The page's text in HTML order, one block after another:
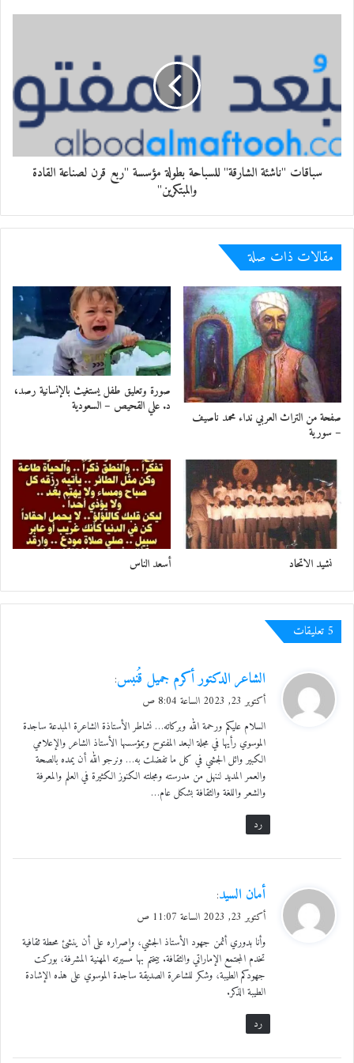
والاستمرار والتألق والتحدي.
معجب بهذه:
سباقات "ناشئة الشارقة" للسباحة بطولة مؤسسة "ربع قرن لصناعة القادة
والمبتكرين"
مقالات ذات صلة
صفحة من التراث العربي نداء محمد ناصيف
– سورية
صورة وتعليق طفل يستغيث بالإنسانية رصد،
د. علي القحيص – السعودية
نشيد الاتحاد أسعد الناس
‫5 تعليقات
ي
ق
ل
الشاعر الدكتور أكرم جميل قُنبس:
أكتوبر 23, 2023 الساعة 8:04 ص
السلام عليكم ورحمة الله وبركاته… نشاطر الأستاذة الشاعرة المبدعة ساجدة
الموسوي رأيها في مجلة البعد المفتوح وبمؤسسها الأستاذ الشاعر والإعلامي
الكبير وائل الجشي في كل ما تفضلت به… ونرجو الله أن يمده بالصحة
والعمر المديد لننهل من مدرسته ومجلته الكنوز الكثيرة في العلم والمعرفة
والشعر واللغة والثقافة بشكل عام…
رد
ي
ق
ل
أمان السيد:
أكتوبر 23, 2023 الساعة 11:07 ص
وأنا بدوري أثمن جهود الأستاذ الجشي، وإصراره على أن ينشئ محطة ثقافية
تخدم المجتمع الإماراتي والثقافة. بيختم بها مسيرته المهنية المشرفة، بوركت
جهودكم الطيبة، وشكر للشاعرة الصديقة ساجدة الموسوي على هذه الإشادة
الطيبة الذكر.
رد